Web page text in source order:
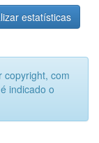
estatísticas
copyright, com
indicado o